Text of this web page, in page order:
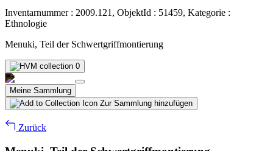
Inventarnummer : 2009.121, ObjektId : 51459, Kategorie :
Ethnologie
Menuki, Teil der Schwertgriffmontierung
0
Meine Sammlung
Zur Sammlung hinzufügen
Zurück